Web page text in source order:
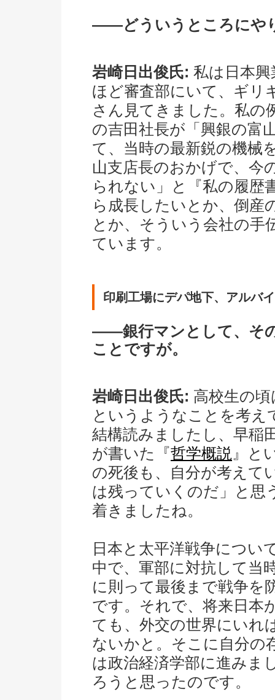
――どういうところにや
岩崎日出俊氏: 私は日本興
ほど審査部にいて、ギリ
さん見てきました。私の
の吉田社長が「興銀の富
て、当時の最新鋭の機械
山支店長のおかげで、今
られない」と『私の履歴
ら成長したいとか、倒産
とか、そういう会社の手
ています。
印刷工場にデパ地下、アルバ
――銀行マンとして、そ
ことですが。
岩崎日出俊氏: 高校生の
というようなことを考え
結構読みましたし、早稲
が書いた『哲学概説 』と
の死後も、自分が考えて
は残っていくのだ」と思
着きましたね。
日本と太平洋戦争につい
中で、軍部に対抗して当
に則って最後まで戦争を
です。それで、将来日本
ても、外交の世界にいれ
ないかと。そこに自分の
は政治経済学部に進みま
ろうと思ったのです。